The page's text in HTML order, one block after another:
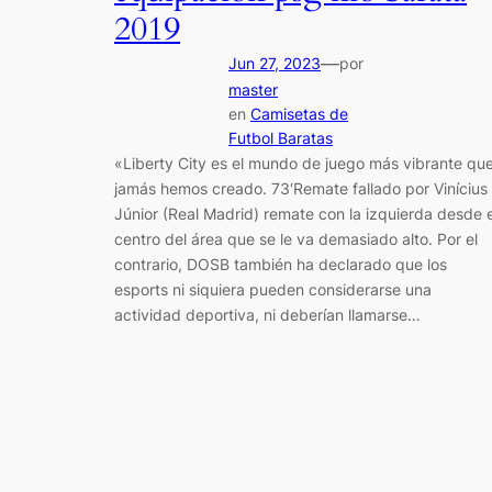
2019
Jun 27, 2023—por
master
en Camisetas de
Futbol Baratas
«Liberty City es el mundo de juego más vibrante
jamás hemos creado. 73′Remate fallado por Vinícius
Júnior (Real Madrid) remate con la izquierda desde
centro del área que se le va demasiado alto. Por el
contrario, DOSB también ha declarado que los
esports ni siquiera pueden considerarse una
actividad deportiva, ni deberían llamarse…